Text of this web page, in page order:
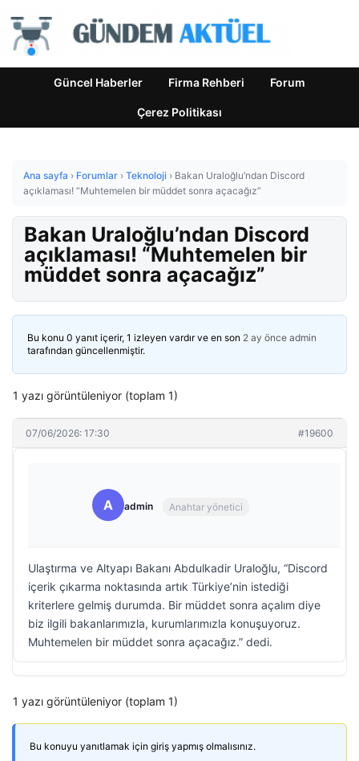
Güncel Haberler Firma Rehberi Forum
Çerez Politikası
Ana sayfa › Forumlar › Teknoloji › Bakan Uraloğlu’ndan Discord
açıklaması! “Muhtemelen bir müddet sonra açacağız”
Bakan Uraloğlu’ndan Discord
açıklaması! “Muhtemelen bir
müddet sonra açacağız”
Bu konu 0 yanıt içerir, 1 izleyen vardır ve en son 2 ay önce admin
tarafından güncellenmiştir.
1 yazı görüntüleniyor (toplam 1)
07/06/2026: 17:30 #19600
A admin Anahtar yönetici
Ulaştırma ve Altyapı Bakanı Abdulkadir Uraloğlu, “Discord
içerik çıkarma noktasında artık Türkiye’nin istediği
kriterlere gelmiş durumda. Bir müddet sonra açalım diye
biz ilgili bakanlarımızla, kurumlarımızla konuşuyoruz.
Muhtemelen bir müddet sonra açacağız.” dedi.
1 yazı görüntüleniyor (toplam 1)
Bu konuyu yanıtlamak için giriş yapmış olmalısınız.